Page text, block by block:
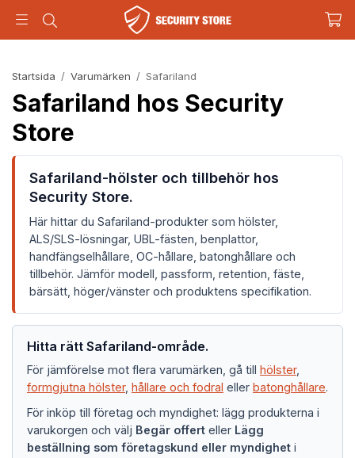
Startsida / Varumärken / Safariland
Safariland hos Security
Store
Safariland-hölster och tillbehör hos
Security Store.
Här hittar du Safariland-produkter som hölster,
ALS/SLS-lösningar, UBL-fästen, benplattor,
handfängselhållare, OC-hållare, batonghållare och
tillbehör. Jämför modell, passform, retention, fäste,
bärsätt, höger/vänster och produktens specifikation.
Hitta rätt Safariland-område.
För jämförelse mot flera varumärken, gå till hölster,
formgjutna hölster, hållare och fodral eller batonghållare.
För inköp till företag och myndighet: lägg produkterna i
varukorgen och välj Begär offert eller Lägg
beställning som företagskund eller myndighet i